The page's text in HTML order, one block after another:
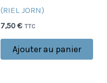
(RIEL JORN)
7,50 € TTC
Ajouter au panier